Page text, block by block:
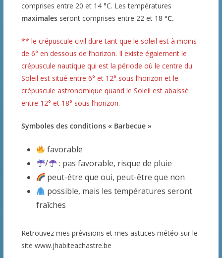
comprises entre 20 et 14 °C. Les températures
maximalesseront comprises entre 22 et 18 °C.
** le crépuscule civil dure tant que le soleil est à moins
de 6° en dessous de l’horizon. Il existe également le
crépuscule nautique qui est la période où le centre du
Soleil est situé entre 6° et 12° sous l’horizon et le
crépuscule astronomique quand le Soleil est abaissé
entre 12° et 18° sous l’horizon.
Symboles des conditions « Barbecue »
favorable
/
: pas favorable, risque de pluie
peut-être que oui, peut-être que non
possible, mais les températures seront
fraîches
Retrouvez mes prévisions et mes astuces météo sur le
site www.jhabiteachastre.be